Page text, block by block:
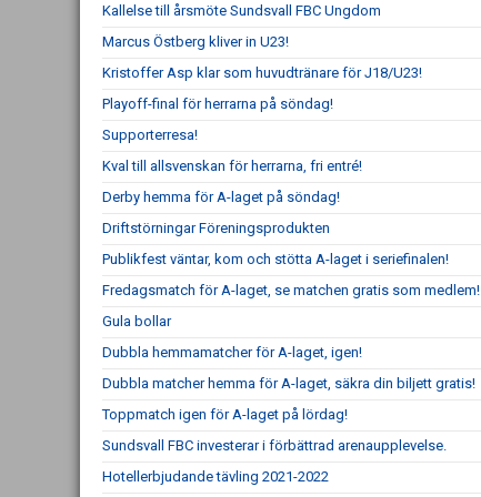
Kallelse till årsmöte Sundsvall FBC Ungdom
Marcus Östberg kliver in U23!
Kristoffer Asp klar som huvudtränare för J18/U23!
Playoff-final för herrarna på söndag!
Supporterresa!
Kval till allsvenskan för herrarna, fri entré!
Derby hemma för A-laget på söndag!
Driftstörningar Föreningsprodukten
Publikfest väntar, kom och stötta A-laget i seriefinalen!
Fredagsmatch för A-laget, se matchen gratis som medlem!
Gula bollar
Dubbla hemmamatcher för A-laget, igen!
Dubbla matcher hemma för A-laget, säkra din biljett gratis!
Toppmatch igen för A-laget på lördag!
Sundsvall FBC investerar i förbättrad arenaupplevelse.
Hotellerbjudande tävling 2021-2022